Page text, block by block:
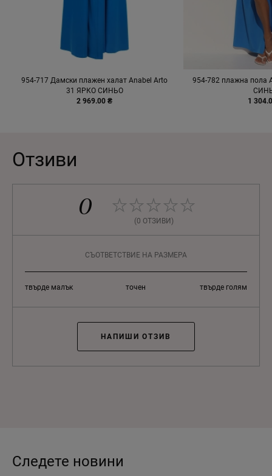
954-717 Дамски плажен халат Anabel Arto
31 ЯРКО СИНЬО
2 969.00 ₴
954-782 плажна пола
1
Отзиви
0
(0 ОТЗИВИ)
СЪОТВЕТСТВИЕ НА РАЗМЕРА
твърде малък точен твърде голям
НАПИШИ ОТЗИВ
Следете новини